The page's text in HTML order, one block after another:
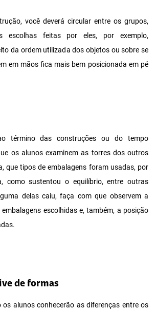
você deverá circular entre os grupos,
escolhas feitas por eles, por exemplo,
da ordem utilizada dos objetos ou sobre se
em mãos fica mais bem posicionada em pé
término das construções ou do tempo
os alunos examinem as torres dos outros
que tipos de embalagens foram usadas, por
como sustentou o equilíbrio, entre outras
delas caiu, faça com que observem a
escolhidas e, também, a posição
de formas
os alunos conhecerão as diferenças entre os